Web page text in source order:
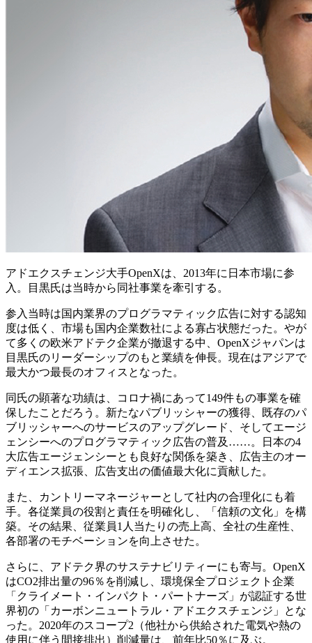
アドエクスチェンジ大手OpenXは、2013年に日本市場に参
入。目黒氏は当時から同社事業を牽引する。
参入当時は国内業界のプログラマティック広告に対する認知
度は低く、市場も国内企業数社による寡占状態だった。やが
て多くの欧米アドテク企業が撤退する中、OpenXジャパンは
目黒氏のリーダーシップのもと業績を伸長。現在はアジアで
最大かつ最長のオフィスとなった。
同氏の顕著な功績は、コロナ禍にあって149件もの事業を確
保したことだろう。新たなパブリッシャーの獲得、既存のパ
ブリッシャーへのサービスのアップグレード、そしてエージ
ェンシーへのプログラマティック広告の普及……。日本の4
大広告エージェンシーとも良好な関係を築き、広告主のオー
ディエンス拡張、広告支出の価値最大化に貢献した。
また、カントリーマネージャーとして社内の合理化にも着
手。各従業員の役割と責任を明確化し、「信頼の文化」を構
築。その結果、従業員1人当たりの売上高、全社の生産性、
各部署のモチベーションを向上させた。
さらに、アドテク界のサステナビリティーにも寄与。OpenX
はCO2排出量の96％を削減し、環境保全プロジェクト企業
「クライメート・インパクト・パートナーズ」が認証する世
界初の「カーボンニュートラル・アドエクスチェンジ」とな
った。2020年のスコープ2（他社から供給された電気や熱の
使用に伴う間接排出）削減量は、前年比50％に及ぶ。